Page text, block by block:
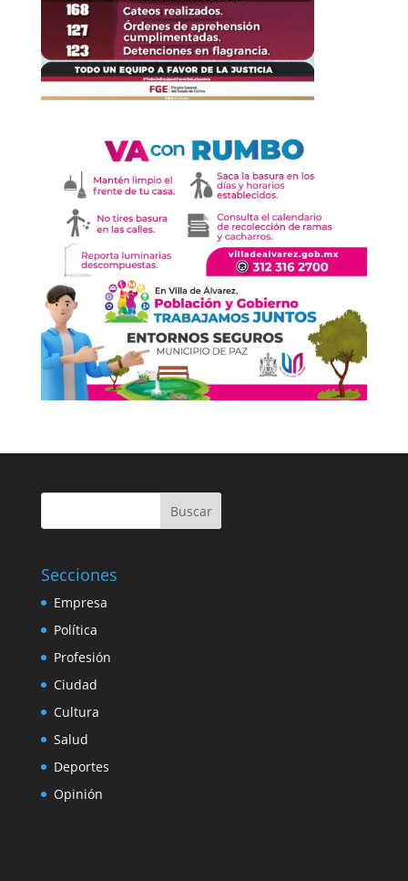
Buscar
Secciones
Empresa
Política
Profesión
Ciudad
Cultura
Salud
Deportes
Opinión